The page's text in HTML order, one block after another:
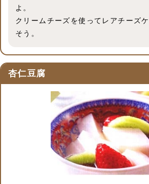
よ。
クリームチーズを使ってレアチーズ
そう。
杏仁豆腐